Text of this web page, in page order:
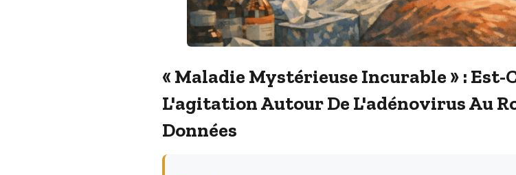
« Maladie Mystérieuse Incurable » : Est-
L'agitation Autour De L'adénovirus Au
Données